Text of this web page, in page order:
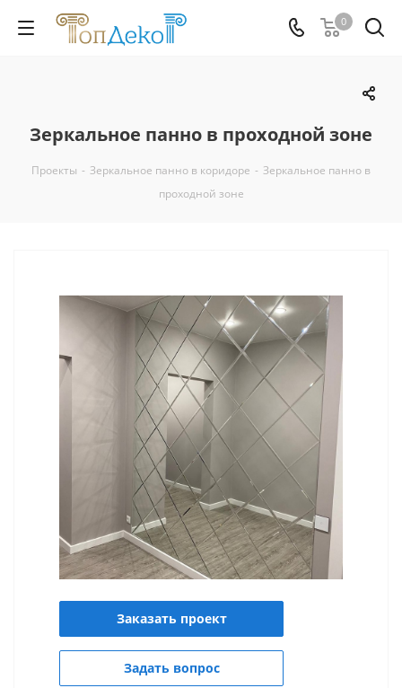
0
Зеркальное панно в проходной зоне
Проекты - Зеркальное панно в коридоре - Зеркальное панно в
проходной зоне
Заказать проект
Задать вопрос